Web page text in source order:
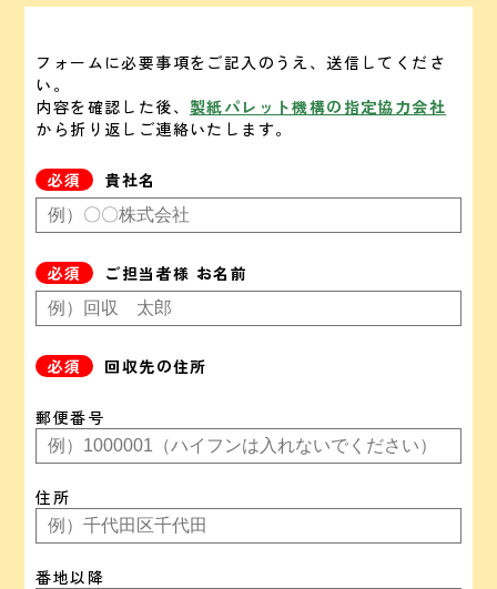
フォームに必要事項をご記入のうえ、送信してくださ
い。
内容を確認した後、製紙パレット機構の指定協力会社
から折り返しご連絡いたします。
貴社名
ご担当者様 お名前
回収先の住所
郵便番号
住所
番地以降